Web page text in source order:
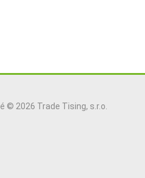
© 2026 Trade Tising, s.r.o.